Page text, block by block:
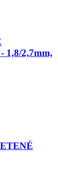
1,8/2,7mm,